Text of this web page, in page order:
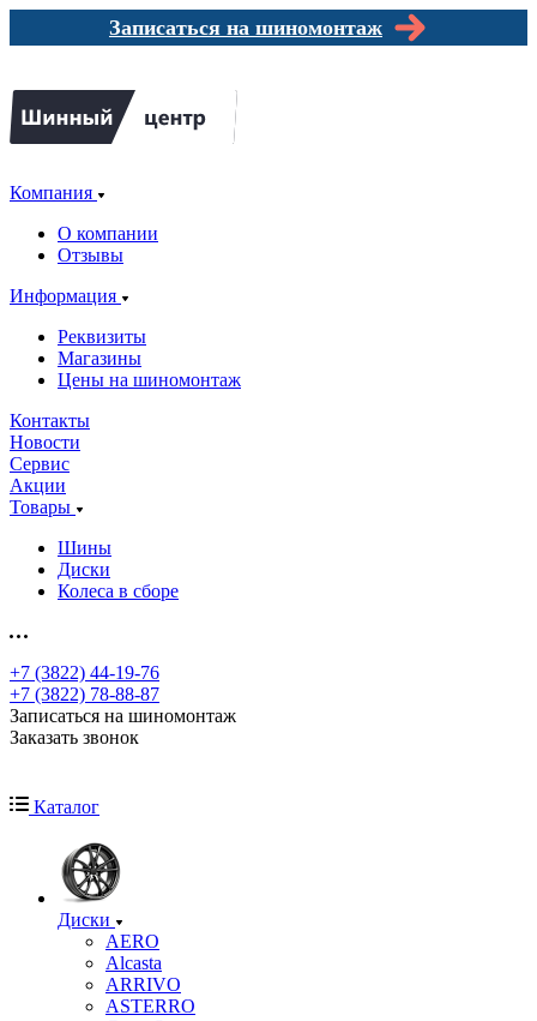
Записаться на шиномонтаж
Компания
О компании
Отзывы
Информация
Реквизиты
Магазины
Цены на шиномонтаж
Контакты
Новости
Сервис
Акции
Товары
Шины
Диски
Колеса в сборе
+7 (3822) 44-19-76
+7 (3822) 78-88-87
Записаться на шиномонтаж
Заказать звонок
Каталог
Диски
AERO
Alcasta
ARRIVO
ASTERRO